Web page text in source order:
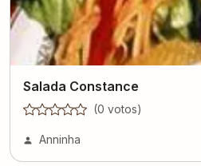
Salada Constance
(0 votos)
Anninha